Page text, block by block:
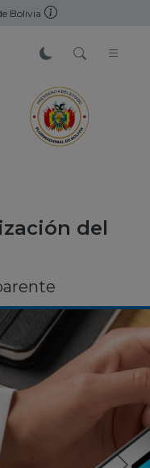
Bolivia
del